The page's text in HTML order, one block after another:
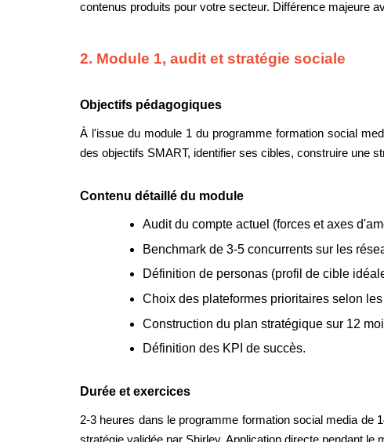
contenus produits pour votre secteur. Différence majeure
2. Module 1, audit et stratégie sociale
Objectifs pédagogiques
À l'issue du module 1 du programme formation social
des objectifs SMART, identifier ses cibles, construire une
Contenu détaillé du module
Audit du compte actuel (forces et axes
Benchmark de 3-5 concurrents sur les
Définition de personas (profil de cible
Choix des plateformes prioritaires selon
Construction du plan stratégique sur 12
Définition des KPI de succès.
Durée et exercices
2-3 heures dans le programme formation social media de